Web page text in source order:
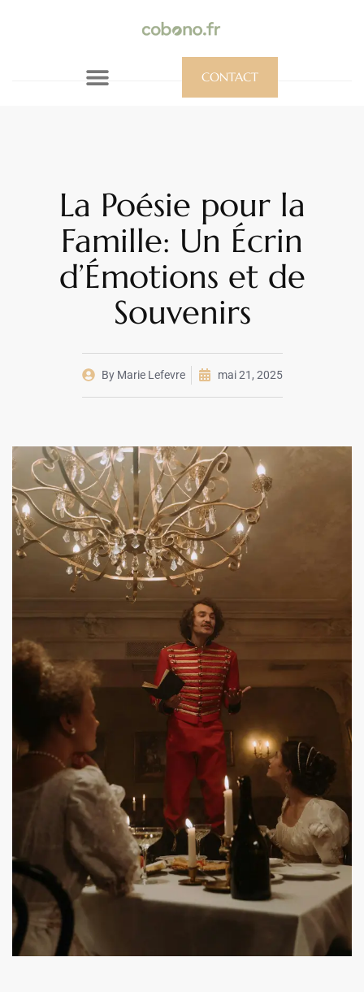
CONTACT
La Poésie pour la
Famille: Un Écrin
d’Émotions et de
Souvenirs
ByMarie Lefevre mai 21, 2025